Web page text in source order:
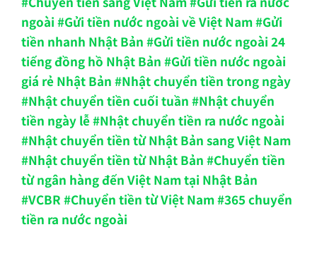
ngoài #Gửi tiền nước ngoài về Việt Nam #Gửi
tiền nhanh Nhật Bản #Gửi tiền nước ngoài 24
tiếng đồng hồ Nhật Bản #Gửi tiền nước ngoài
giá rẻ Nhật Bản #Nhật chuyển tiền trong ngày
#Nhật chuyển tiền cuối tuần #Nhật chuyển
tiền ngày lễ #Nhật chuyển tiền ra nước ngoài
#Nhật chuyển tiền từ Nhật Bản sang Việt Nam
#Nhật chuyển tiền từ Nhật Bản #Chuyển tiền
từ ngân hàng đến Việt Nam tại Nhật Bản
#VCBR #Chuyển tiền từ Việt Nam #365 chuyển
tiền ra nước ngoài